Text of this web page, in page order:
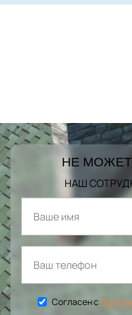
НЕ
НАШ
Согласен с